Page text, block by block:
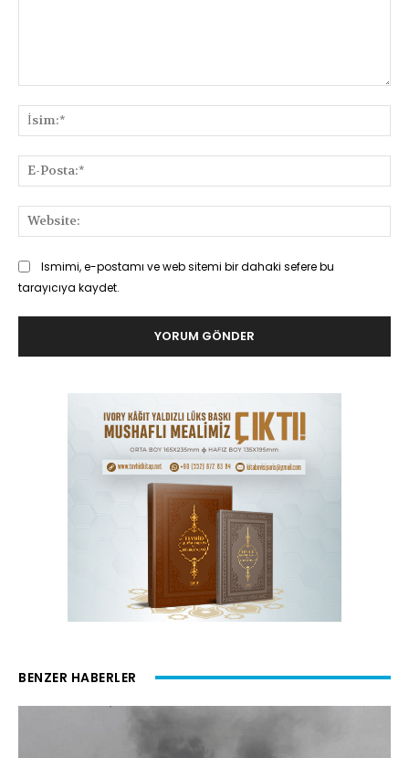
Ismimi, e-postamı ve web sitemi bir dahaki sefere bu
tarayıcıya kaydet.
BENZER HABERLER